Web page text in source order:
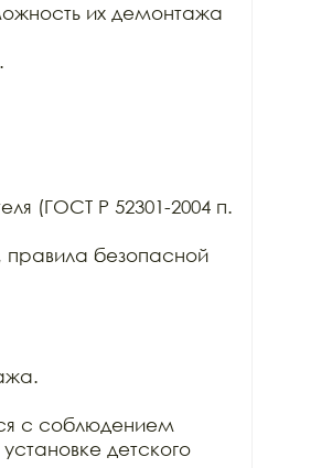
их демонтажа
(ГОСТ Р 52301-2004 п.
правила безопасной
с соблюдением
детского